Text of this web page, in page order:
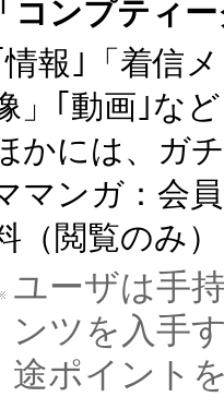
コンプティ
情報｣「着信
」｢動画｣など
かには、ガ
マンガ：会
（閲覧のみ）
ユーザは手
ンツを入手
途ポイント